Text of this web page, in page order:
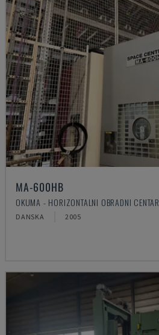
MA-600HB
OKUMA - HORIZONTALNI OBRADNI CENTAR
DANSKA 2005